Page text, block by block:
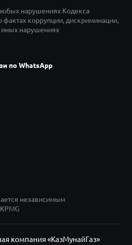
нарушениях Кодекса
фактах коррупции, дискриминации,
иных нарушениях
по WhatsApp
независимым
компания «КазМунайГаз»